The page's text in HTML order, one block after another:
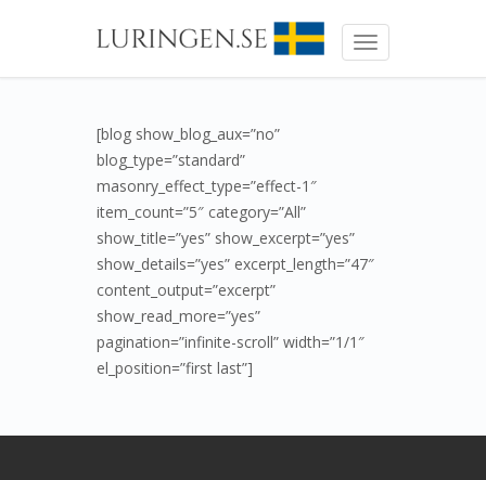
Toggle
navigation
[blog show_blog_aux=”no”
blog_type=”standard”
masonry_effect_type=”effect-1″
item_count=”5″ category=”All”
show_title=”yes” show_excerpt=”yes”
show_details=”yes” excerpt_length=”47″
content_output=”excerpt”
show_read_more=”yes”
pagination=”infinite-scroll” width=”1/1″
el_position=”first last”]